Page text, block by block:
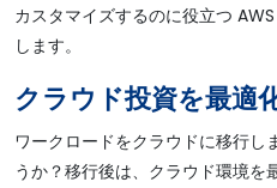
カスタマイズするのに役立つ
します。
クラウド投資を最適
ワークロードをクラウドに移行し
うか？移行後は、クラウド環境を